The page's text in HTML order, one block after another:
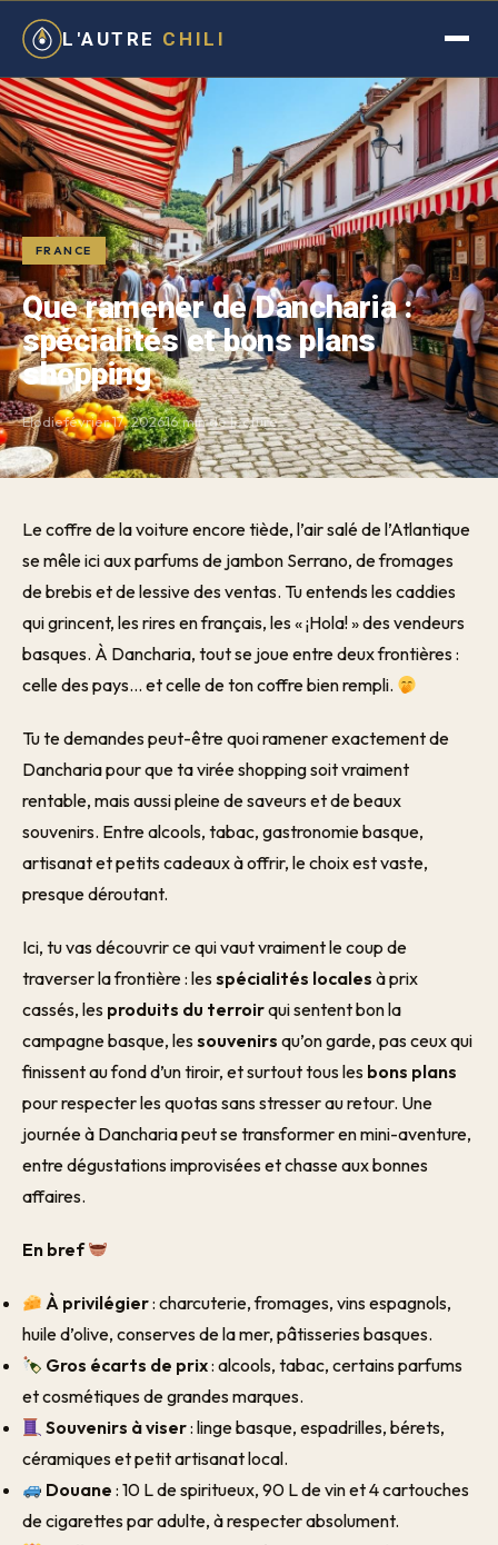
L'AUTRE CHILI
FRANCE
Que ramener de Dancharia :
spécialités et bons plans
shopping
Elodiefévrier 17, 202616 min de lecture
Le coffre de la voiture encore tiède, l’air salé de l’Atlantique
se mêle ici aux parfums de jambon Serrano, de fromages
de brebis et de lessive des ventas. Tu entends les caddies
qui grincent, les rires en français, les « ¡Hola! » des vendeurs
basques. À Dancharia, tout se joue entre deux frontières :
celle des pays… et celle de ton coffre bien rempli.
Tu te demandes peut-être quoi ramener exactement de
Dancharia pour que ta virée shopping soit vraiment
rentable, mais aussi pleine de saveurs et de beaux
souvenirs. Entre alcools, tabac, gastronomie basque,
artisanat et petits cadeaux à offrir, le choix est vaste,
presque déroutant.
Ici, tu vas découvrir ce qui vaut vraiment le coup de
traverser la frontière : les spécialités locales à prix
cassés, les produits du terroirqui sentent bon la
campagne basque, les souvenirs qu’on garde, pas ceux qui
finissent au fond d’un tiroir, et surtout tous les bons plans
pour respecter les quotas sans stresser au retour. Une
journée à Dancharia peut se transformer en mini-aventure,
entre dégustations improvisées et chasse aux bonnes
affaires.
En bref
À privilégier: charcuterie, fromages, vins espagnols,
huile d’olive, conserves de la mer, pâtisseries basques.
Gros écarts de prix: alcools, tabac, certains parfums
et cosmétiques de grandes marques.
Souvenirs à viser: linge basque, espadrilles, bérets,
céramiques et petit artisanat local.
Douane : 10 L de spiritueux, 90 L de vin et 4 cartouches
de cigarettes par adulte, à respecter absolument.